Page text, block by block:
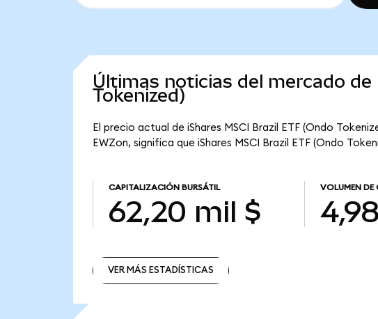
Últimas noticias del mercado de
Tokenized)
El precio actual de iShares MSCI Brazil ETF (Ondo
EWZon, significa que iShares MSCI Brazil ETF (Ondo
CAPITALIZACIÓN BURSÁTIL
62,20 mil $
VOLUMEN DE
VER MÁS ESTADÍSTICAS